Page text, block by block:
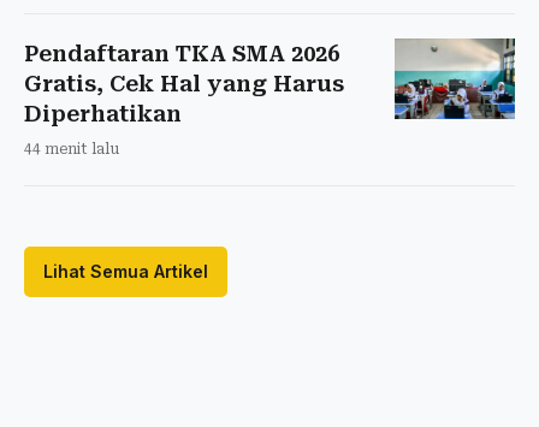
Pendaftaran TKA SMA 2026
Gratis, Cek Hal yang Harus
Diperhatikan
44 menit lalu
Lihat Semua Artikel